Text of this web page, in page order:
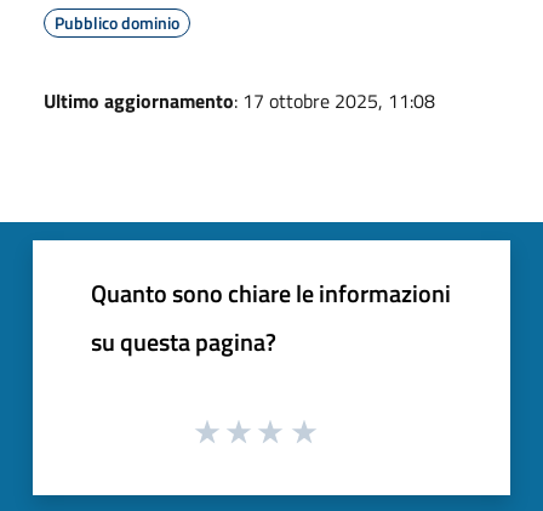
Pubblico dominio
Ultimo aggiornamento: 17 ottobre 2025, 11:08
Quanto sono chiare le informazioni
su questa pagina?